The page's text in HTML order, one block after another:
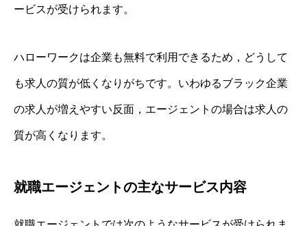
ービスが受けられます。
ハローワークは企業も無料で利用できるため，どうして
も求人の質が低くなりがちです。いわゆるブラック企業
の求人が増えやすい反面，エージェントの場合は求人の
質が高くなります。
就職エージェントの主なサービス内容